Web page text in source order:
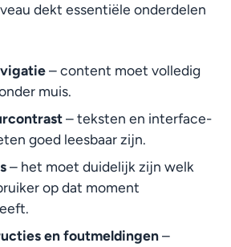
dekt essentiële onderdelen
– content moet volledig
muis.
– teksten en interface-
goed leesbaar zijn.
– het moet duidelijk zijn welk
op dat moment
en foutmeldingen –